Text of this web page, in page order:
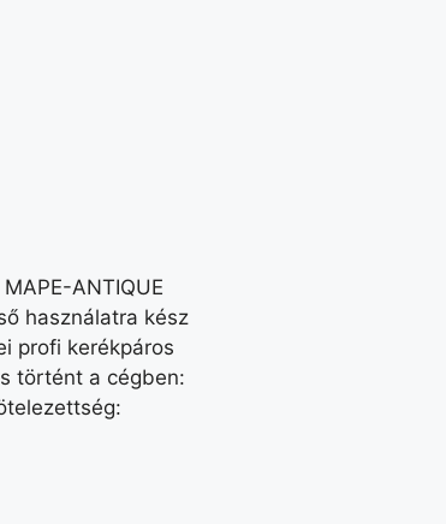
ANTIQUE
használatra kész
profi kerékpáros
történt a cégben: